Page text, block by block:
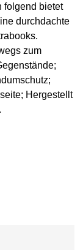
folgend bietet
durchdachte
zum
Hergestellt